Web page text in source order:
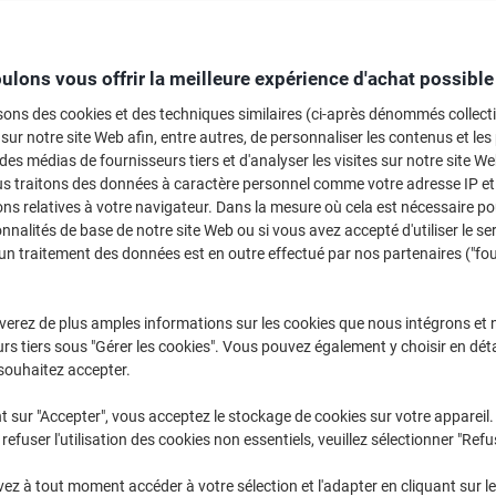
Les tables de la série Hammerbacher O sont très faciles à régler en hauteur de 65
adaptées aux différentes postures de vos employés et contribuent ainsi à une
tables peuvent être allongées avec les panneaux d'extension disponibles et elles
des armoires et des bibliothèques assortis sont également disponibles.
Bureaux › Bureaux d'angle ›
Bureaux
vous offrir la meilleure expérience d'achat possible
des cookies et des techniques similaires (ci-après dénommés
notre site Web afin, entre autres, de personnaliser les contenus et les
médias de fournisseurs tiers et d'analyser les visites sur notre site
traitons des données à caractère personnel comme votre adresse IP et
relatives à votre navigateur. Dans la mesure où cela est nécessaire
de base de notre site Web ou si vous avez accepté d'utiliser le
traitement des données est en outre effectué par nos partenaires
de plus amples informations sur les cookies que nous intégrons et
tiers sous "Gérer les cookies". Vous pouvez également y choisir en
accepter.
sur "Accepter", vous acceptez le stockage de cookies sur votre appareil.
l'utilisation des cookies non essentiels, veuillez sélectionner
à tout moment accéder à votre sélection et l'adapter en cliquant sur le